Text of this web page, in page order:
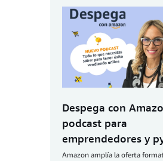
Despega con
podcast para
emprendedores y
Amazon amplía la oferta